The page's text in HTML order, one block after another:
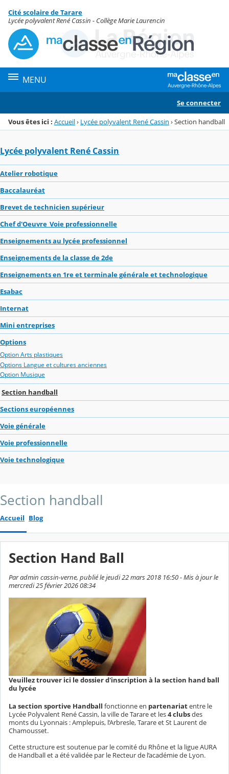
Menu de la rubrique
Contenu
Cité scolaire de Tarare
Lycée polyvalent René Cassin - Collège Marie Laurencin
MENU
Se connecter
Vous êtes ici : Accueil› Lycée polyvalent René Cassin ›Section handball
Lycée polyvalent René Cassin
Atelier robotique
Baccalauréat
Brevet de technicien supérieur
Chef d'Oeuvre_Voie professionnelle
Enseignements au lycée professionnel
Enseignements de la classe de 2de
Enseignements en 1re et terminale générale et technologique
Esabac
Internat
Mini entreprises
Options
Option Arts plastiques
Options Langue et cultures anciennes
Option Musique
Section handball
Sections européennes
Voie générale
Voie professionnelle
Voie technologique
Section handball
Accueil Blog
Section Hand Ball
Par admin cassin-verne, publié le jeudi 22 mars 2018 16:50 - Mis à jour le
mercredi 25 février 2026 08:34
Veuillez trouver ici le dossier d'inscription à la section hand ball
du lycée
La section sportive Handball fonctionne en partenariatentre le
Lycée Polyvalent René Cassin, la ville de Tarare et les4 clubsdes
monts du Lyonnais : Amplepuis, l’Arbresle, Tarare et St Laurent de
Chamousset.
Cette structure est soutenue par le comité du Rhône et la ligue AURA
de Handball et a été validée par le Recteur de l’académie de Lyon.